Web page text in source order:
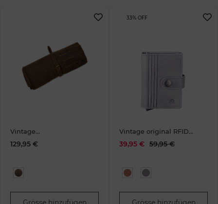
Vintage
Werkzeugrolle Leder
brown
129,95 €
33% OFF
Vintage original RFID
card slider coin grey
39,95 € 59,95 €